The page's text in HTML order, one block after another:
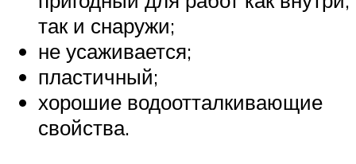
так и снаружи;
не усаживается;
пластичный;
хорошие водоотталкивающие
свойства.